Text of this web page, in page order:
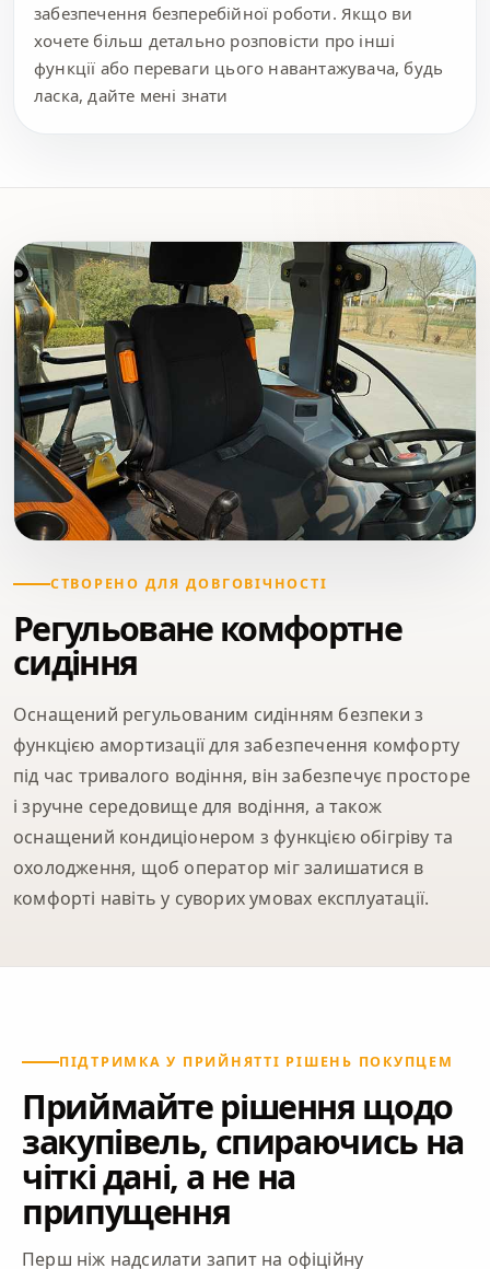
забезпечення безперебійної роботи. Якщо ви
хочете більш детально розповісти про інші
функції або переваги цього навантажувача, будь
ласка, дайте мені знати
СТВОРЕНО ДЛЯ ДОВГОВІЧНОСТІ
Регульоване комфортне
сидіння
Оснащений регульованим сидінням безпеки з
функцією амортизації для забезпечення комфорту
під час тривалого водіння, він забезпечує просторе
і зручне середовище для водіння, а також
оснащений кондиціонером з функцією обігріву та
охолодження, щоб оператор міг залишатися в
комфорті навіть у суворих умовах експлуатації.
ПІДТРИМКА У ПРИЙНЯТТІ РІШЕНЬ ПОКУПЦЕМ
Приймайте рішення щодо
закупівель, спираючись на
чіткі дані, а не на
припущення
Перш ніж надсилати запит на офіційну